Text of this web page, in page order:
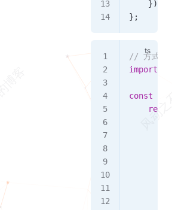
    });
};
// 方式二
import
const